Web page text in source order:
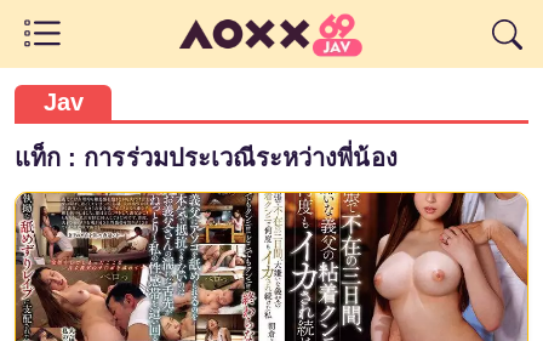
Jav
แท็ก : การร่วมประเวณีระหว่างพี่น้อง